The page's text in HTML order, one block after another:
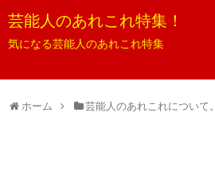
芸能人のあれこれ特集！
気になる芸能人のあれこれ特集
ホーム 芸能人のあれこれについて。